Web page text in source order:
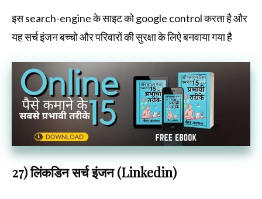
इस search-engine के साइट को google control करता है और
यह सर्च इंजन बच्चो और परिवारों की सुरक्षा के लिऐ बनवाया गया है
27) लिंकडिन सर्च इंजन (Linkedin)